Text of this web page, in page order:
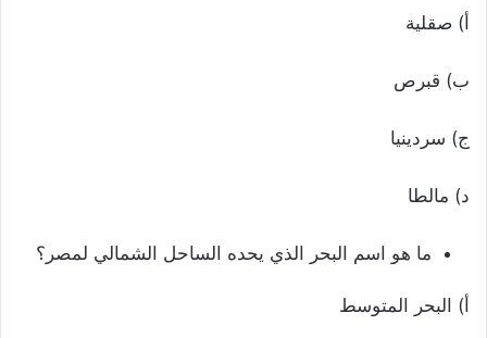
أ) صقلية
ب) قبرص
ج) سردينيا
د) مالطا
ما هو اسم البحر الذي يحده الساحل الشمالي لمصر؟
أ) البحر المتوسط